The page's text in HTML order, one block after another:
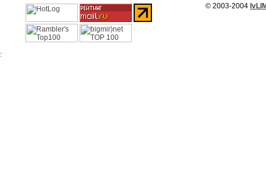
© 2003-2004
: